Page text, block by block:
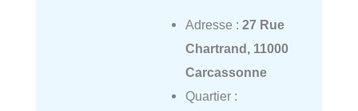
Adresse : 27 Rue
Chartrand, 11000
Carcassonne
Quartier :